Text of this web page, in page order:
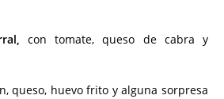
con tomate, queso de cabra y
queso, huevo frito y alguna sorpresa